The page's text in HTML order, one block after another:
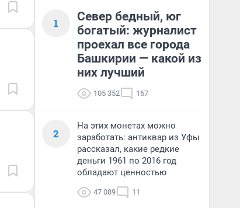
1
Север бедный, юг
богатый: журналист
проехал все города
Башкирии — какой из
них лучший
105 352 167
2
На этих монетах можно
заработать: антиквар из Уфы
рассказал, какие редкие
деньги 1961 по 2016 год
обладают ценностью
47 089 11